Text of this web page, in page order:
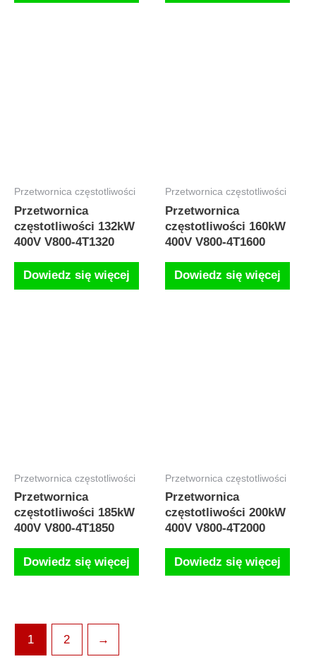
Przetwornica częstotliwości
Przetwornica
częstotliwości 132kW
400V V800-4T1320
Dowiedz się więcej
Przetwornica częstotliwości
Przetwornica
częstotliwości 160kW
400V V800-4T1600
Dowiedz się więcej
Przetwornica częstotliwości
Przetwornica
częstotliwości 185kW
400V V800-4T1850
Dowiedz się więcej
Przetwornica częstotliwości
Przetwornica
częstotliwości 200kW
400V V800-4T2000
Dowiedz się więcej
1 2 →